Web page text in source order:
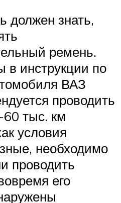
должен знать,
ремень.
в инструкции по
ВАЗ
проводить
тыс. км
условия
необходимо
проводить
его